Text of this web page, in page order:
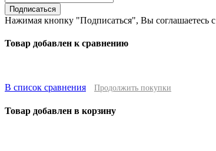
Подписаться
Нажимая кнопку "Подписаться", Вы соглашаетесь с
Товар добавлен к сравнению
В список сравнения Продолжить покупки
Товар добавлен в корзину